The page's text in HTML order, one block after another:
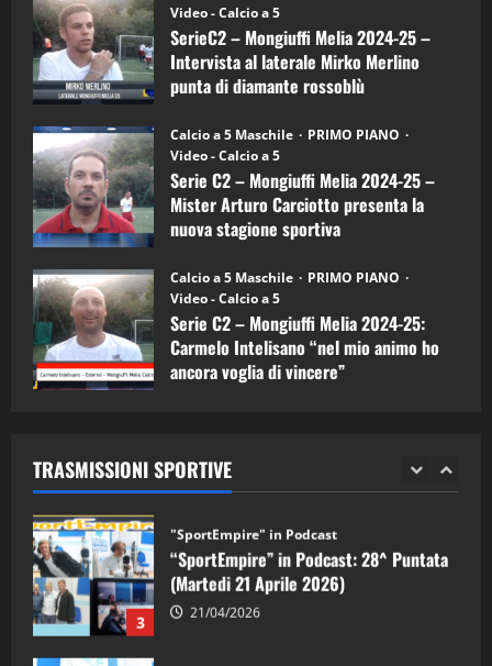
Intervista
a
mister
Arturo
Carciotto
(Mongiuffi
Video - Calcio a 5
SerieC2 – Mongiuffi Melia 2024-25 –
Intervista al laterale Mirko Merlino
punta di diamante rossoblù
Calcio a 5 Maschile
PRIMO PIANO
Video - Calcio a 5
Serie C2 – Mongiuffi Melia 2024-25 –
Mister Arturo Carciotto presenta la
nuova stagione sportiva
Calcio a 5 Maschile
PRIMO PIANO
Video - Calcio a 5
Serie C2 – Mongiuffi Melia 2024-25:
Carmelo Intelisano “nel mio animo ho
ancora voglia di vincere”
TRASMISSIONI SPORTIVE
4
(Martedi 14 Aprile 2026)
15/04/2026
5
“SportEmpire” in Podcast: 26^ Puntata
(Martedi 07 Aprile 2026)
08/04/2026
1
“SportEmpire” in Podcast: 30^ Puntata
(Martedi 05 Maggio 2026)
08/05/2026
2 28/04/2026
3
"SportEmpire" in Podcast
“SportEmpire” in Podcast: 28^ Puntata
(Martedi 21 Aprile 2026)
21/04/2026